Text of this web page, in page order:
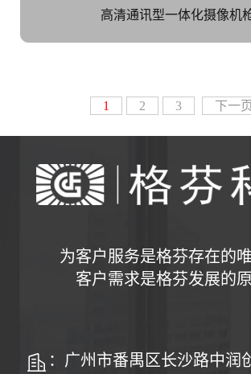
高清通讯型一体化摄像机
1 2 3 下一页
为客户服务是格芬存在的
客户需求是格芬发展的
：广州市番禺区长沙路中润